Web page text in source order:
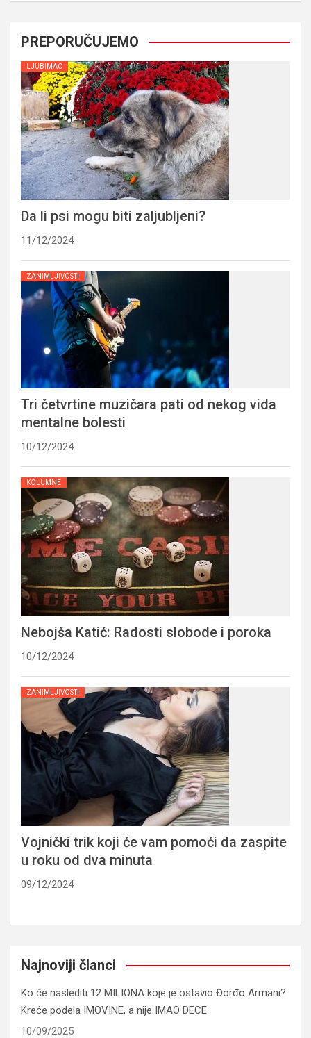
PREPORUČUJEMO
LJUBIMAC
Da li psi mogu biti zaljubljeni?
11/12/2024
ZANIMLJIVOSTI
Tri četvrtine muzičara pati od nekog vida
mentalne bolesti
10/12/2024
KOLUMNE
Nebojša Katić: Radosti slobode i poroka
10/12/2024
ZANIMLJIVOSTI
Vojnički trik koji će vam pomoći da zaspite
u roku od dva minuta
09/12/2024
Najnoviji članci
Ko će naslediti 12 MILIONA koje je ostavio Đorđo Armani?
Kreće podela IMOVINE, a nije IMAO DECE
10/09/2025